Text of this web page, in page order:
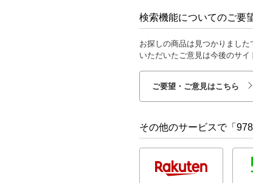
検索機能についてのご要
お探しの商品は見つかりまし
いただいたご意見は今後のサイ
ご要望・ご意見はこちら
その他のサービスで「